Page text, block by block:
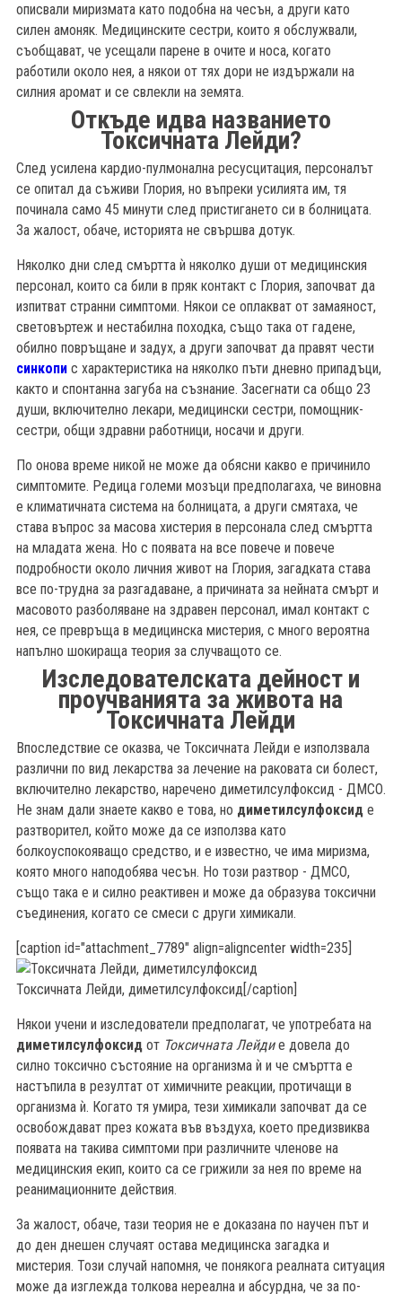
описвали миризмата като подобна на чесън, а други като
силен амоняк. Медицинските сестри, които я обслужвали,
съобщават, че усещали парене в очите и носа, когато
работили около нея, а някои от тях дори не издържали на
силния аромат и се свлекли на земята.
Откъде идва названието
Токсичната Лейди?
След усилена кардио-пулмонална ресусцитация, персоналът
се опитал да съживи Глория, но въпреки усилията им, тя
починала само 45 минути след пристигането си в болницата.
За жалост, обаче, историята не свършва дотук.
Няколко дни след смъртта ѝ няколко души от медицинския
персонал, които са били в пряк контакт с Глория, започват да
изпитват странни симптоми. Някои се оплакват от замаяност,
световъртеж и нестабилна походка, също така от гадене,
обилно повръщане и задух, а други започват да правят чести
синкопис характеристика на няколко пъти дневно припадъци,
както и спонтанна загуба на съзнание. Засегнати са общо 23
души, включително лекари, медицински сестри, помощник-
сестри, общи здравни работници, носачи и други.
По онова време никой не може да обясни какво е причинило
симптомите. Редица големи мозъци предполагаха, че виновна
е климатичната система на болницата, а други смятаха, че
става въпрос за масова хистерия в персонала след смъртта
на младата жена. Но с появата на все повече и повече
подробности около личния живот на Глория, загадката става
все по-трудна за разгадаване, а причината за нейната смърт и
масовото разболяване на здравен персонал, имал контакт с
нея, се превръща в медицинска мистерия, с много вероятна
напълно шокираща теория за случващото се.
Изследователската дейност и
проучванията за живота на
Токсичната Лейди
Впоследствие се оказва, че Токсичната Лейди е използвала
различни по вид лекарства за лечение на раковата си болест,
включително лекарство, наречено диметилсулфоксид - ДМСО.
Не знам дали знаете какво е това, но диметилсулфоксиде
разтворител, който може да се използва като
болкоуспокояващо средство, и е известно, че има миризма,
която много наподобява чесън. Но този разтвор - ДМСО,
също така е и силно реактивен и може да образува токсични
съединения, когато се смеси с други химикали.
[caption id="attachment_7789" align=aligncenter width=235]
Токсичната Лейди, диметилсулфоксид[/caption]
Някои учени и изследователи предполагат, че употребата на
диметилсулфоксидот Токсичната Лейдие довела до
силно токсично състояние на организма ѝ и че смъртта е
настъпила в резултат от химичните реакции, протичащи в
организма ѝ. Когато тя умира, тези химикали започват да се
освобождават през кожата във въздуха, което предизвиква
появата на такива симптоми при различните членове на
медицинския екип, които са се грижили за нея по време на
реанимационните действия.
За жалост, обаче, тази теория не е доказана по научен път и
до ден днешен случаят остава медицинска загадка и
мистерия. Този случай напомня, че понякога реалната ситуация
може да изглежда толкова нереална и абсурдна, че за по-